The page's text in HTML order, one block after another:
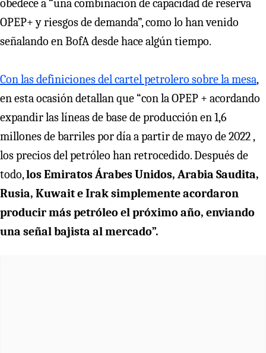
obedece a “una combinación de capacidad de reserva
OPEP+ y riesgos de demanda”, como lo han venido
señalando en BofA desde hace algún tiempo.
Con las definiciones del cartel petrolero sobre la mesa,
en esta ocasión detallan que “con la OPEP + acordando
expandir las líneas de base de producción en 1,6
millones de barriles por día a partir de mayo de 2022 ,
los precios del petróleo han retrocedido. Después de
todo,los Emiratos Árabes Unidos, Arabia Saudita,
Rusia, Kuwait e Irak simplemente acordaron
producir más petróleo el próximo año, enviando
una señal bajista al mercado”.